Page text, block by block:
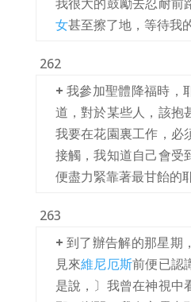
女甚至擦了地，等待我
262
+我參加聖體降福時，
道，對於某些人，該抱
我要在花園裏工作，必
接觸，我知道自己會受
便盡力緊靠著最甘飴的
263
+到了辦告解的那星期
見來維尼厄斯前便已認
是說，〕我曾在神視中